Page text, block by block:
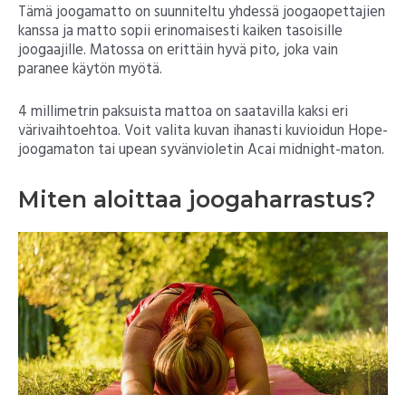
Tämä joogamatto on suunniteltu yhdessä joogaopettajien
kanssa ja matto sopii erinomaisesti kaiken tasoisille
joogaajille. Matossa on erittäin hyvä pito, joka vain
paranee käytön myötä.
4 millimetrin paksuista mattoa on saatavilla kaksi eri
värivaihtoehtoa. Voit valita kuvan ihanasti kuvioidun Hope-
joogamaton tai upean syvänvioletin Acai midnight-maton.
Miten aloittaa joogaharrastus?